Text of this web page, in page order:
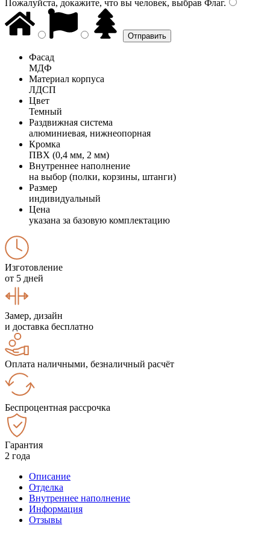
Пожалуйста, докажите, что вы человек, выбрав Флаг.
Фасад
МДФ
Материал корпуса
ЛДСП
Цвет
Темный
Раздвижная система
алюминиевая, нижнеопорная
Кромка
ПВХ (0,4 мм, 2 мм)
Внутреннее наполнение
на выбор (полки, корзины, штанги)
Размер
индивидуальный
Цена
указана за базовую комплектацию
Изготовление
от 5 дней
Замер, дизайн
и доставка бесплатно
Оплата наличными, безналичный расчёт
Беспроцентная рассрочка
Гарантия
2 года
Описание
Отделка
Внутреннее наполнение
Информация
Отзывы